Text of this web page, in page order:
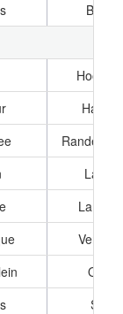
Bunnik
Ooms
Siere